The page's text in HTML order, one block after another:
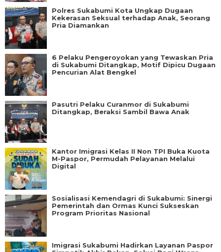
Polres Sukabumi Kota Ungkap Dugaan
Kekerasan Seksual terhadap Anak, Seorang
Pria Diamankan
6 Pelaku Pengeroyokan yang Tewaskan Pria
di Sukabumi Ditangkap, Motif Dipicu Dugaan
Pencurian Alat Bengkel
Pasutri Pelaku Curanmor di Sukabumi
Ditangkap, Beraksi Sambil Bawa Anak
Kantor Imigrasi Kelas II Non TPI Buka Kuota
M-Paspor, Permudah Pelayanan Melalui
Digital
Sosialisasi Kemendagri di Sukabumi: Sinergi
Pemerintah dan Ormas Kunci Sukseskan
Program Prioritas Nasional
Imigrasi Sukabumi Hadirkan Layanan Paspor